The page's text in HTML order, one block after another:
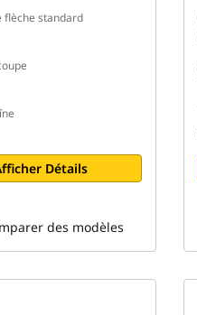
flèche standard
Détails
des modèles